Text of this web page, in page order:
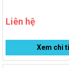
Liên hệ
Xem chi